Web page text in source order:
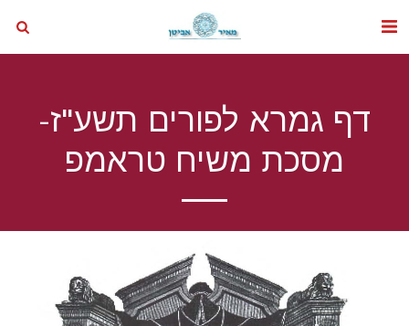
דף גמרא לפורים תשע"ז-
מסכת משיח טראמפ